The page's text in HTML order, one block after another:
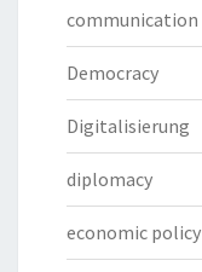
communication
Democracy
Digitalisierung
diplomacy
economic policy